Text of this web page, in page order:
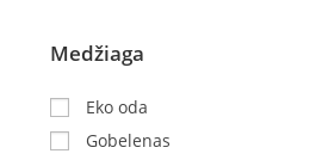
Medžiaga
Eko oda
Gobelenas